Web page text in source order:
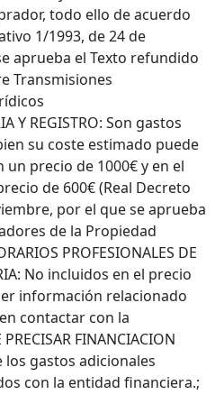
todo ello de acuerdo
1/1993, de 24 de
aprueba el Texto refundido
Transmisiones
Y REGISTRO: Son gastos
su coste estimado puede
precio de 1000€ y en el
de 600€ (Real Decreto
por el que se aprueba
de la Propiedad
PROFESIONALES DE
No incluidos en el precio
información relacionado
contactar con la
FINANCIACION
los gastos adicionales
con la entidad financiera.;